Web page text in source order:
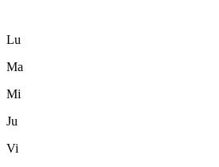
Lu
Ma
Mi
Ju
Vi